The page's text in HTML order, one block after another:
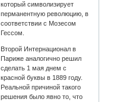
который символизирует
перманентную революцию, в
соответствии с Мозесом
Гессом.
Второй Интернационал в
Париже аналогично решил
сделать 1 мая днем с
красной буквы в 1889 году.
Реальной причиной такого
решения было явно то, что